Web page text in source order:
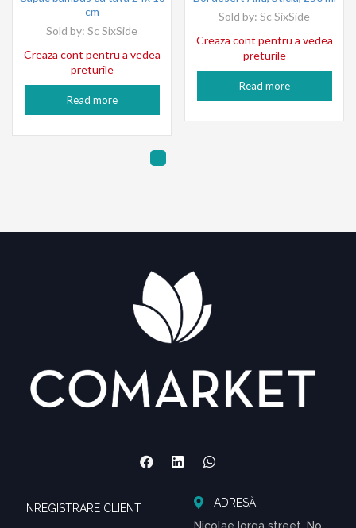
cm
Sold by: Sc SixSide
Creaza cont pentru a vedea
preturile
Read more
Sold by: Sc SixSide
Creaza cont pentru a vedea
preturile
Read more
INREGISTRARE CLIENT
ADRESĂ